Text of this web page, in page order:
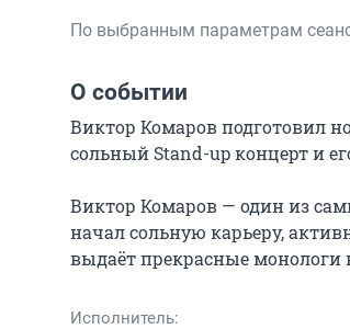
По выбранным параметрам
О событии
Виктор Комаров подготовил
сольный Stand-up концерт и
Виктор Комаров — один из
начал сольную карьеру,
выдаёт прекрасные
Исполнитель: